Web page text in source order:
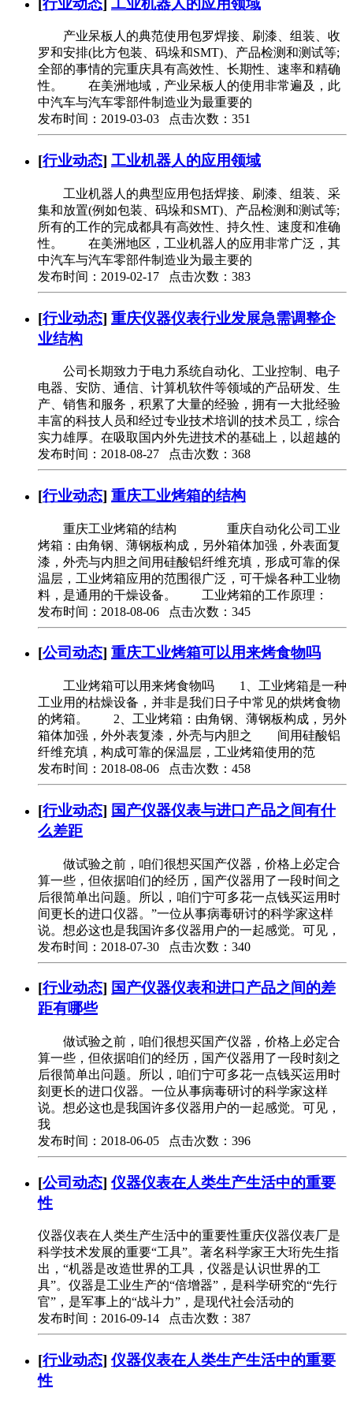
产业呆板人的典范使用包罗焊接、刷漆、组装、收
罗和安排(比方包装、码垛和SMT)、产品检测和测试等;
全部的事情的完重庆具有高效性、长期性、速率和精确
性。 在美洲地域，产业呆板人的使用非常遍及，此
中汽车与汽车零部件制造业为最重要的
发布时间：2019-03-03 点击次数：351
[行业动态] 工业机器人的应用领域
工业机器人的典型应用包括焊接、刷漆、组装、采
集和放置(例如包装、码垛和SMT)、产品检测和测试等;
所有的工作的完成都具有高效性、持久性、速度和准确
性。 在美洲地区，工业机器人的应用非常广泛，其
中汽车与汽车零部件制造业为最主要的
发布时间：2019-02-17 点击次数：383
[行业动态] 重庆仪器仪表行业发展急需调整企
业结构
公司长期致力于电力系统自动化、工业控制、电子
电器、安防、通信、计算机软件等领域的产品研发、生
产、销售和服务，积累了大量的经验，拥有一大批经验
丰富的科技人员和经过专业技术培训的技术员工，综合
实力雄厚。在吸取国内外先进技术的基础上，以超越的
发布时间：2018-08-27 点击次数：368
[行业动态] 重庆工业烤箱的结构
重庆工业烤箱的结构 重庆自动化公司工业
烤箱：由角钢、薄钢板构成，另外箱体加强，外表面复
漆，外壳与内胆之间用硅酸铝纤维充填，形成可靠的保
温层，工业烤箱应用的范围很广泛，可干燥各种工业物
料，是通用的干燥设备。 工业烤箱的工作原理：
发布时间：2018-08-06 点击次数：345
[公司动态] 重庆工业烤箱可以用来烤食物吗
工业烤箱可以用来烤食物吗 1、工业烤箱是一种
工业用的枯燥设备，并非是我们日子中常见的烘烤食物
的烤箱。 2、工业烤箱：由角钢、薄钢板构成，另外
箱体加强，外外表复漆，外壳与内胆之 间用硅酸铝
纤维充填，构成可靠的保温层，工业烤箱使用的范
发布时间：2018-08-06 点击次数：458
[行业动态] 国产仪器仪表与进口产品之间有什
么差距
做试验之前，咱们很想买国产仪器，价格上必定合
算一些，但依据咱们的经历，国产仪器用了一段时间之
后很简单出问题。所以，咱们宁可多花一点钱买运用时
间更长的进口仪器。”一位从事病毒研讨的科学家这样
说。想必这也是我国许多仪器用户的一起感觉。可见，
发布时间：2018-07-30 点击次数：340
[行业动态] 国产仪器仪表和进口产品之间的差
距有哪些
做试验之前，咱们很想买国产仪器，价格上必定合
算一些，但依据咱们的经历，国产仪器用了一段时刻之
后很简单出问题。所以，咱们宁可多花一点钱买运用时
刻更长的进口仪器。一位从事病毒研讨的科学家这样
说。想必这也是我国许多仪器用户的一起感觉。可见，
我
发布时间：2018-06-05 点击次数：396
[公司动态] 仪器仪表在人类生产生活中的重要
性
仪器仪表在人类生产生活中的重要性重庆仪器仪表厂是
科学技术发展的重要“工具”。著名科学家王大珩先生指
出，“机器是改造世界的工具，仪器是认识世界的工
具”。仪器是工业生产的“倍增器”，是科学研究的“先行
官”，是军事上的“战斗力”，是现代社会活动的
发布时间：2016-09-14 点击次数：387
[行业动态] 仪器仪表在人类生产生活中的重要
性